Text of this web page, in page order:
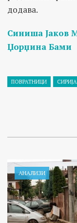
додава.
Синиша Јаков
Џорџина Бами
ПОВРАТНИЦИ СИРИЈА
АНАЛИЗИ